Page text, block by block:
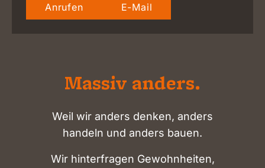
Anrufen E-Mail
Massiv anders.
Weil wir anders denken, anders
handeln und anders bauen.
Wir hinterfragen Gewohnheiten,